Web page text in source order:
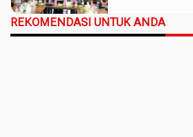
REKOMENDASI UNTUK ANDA